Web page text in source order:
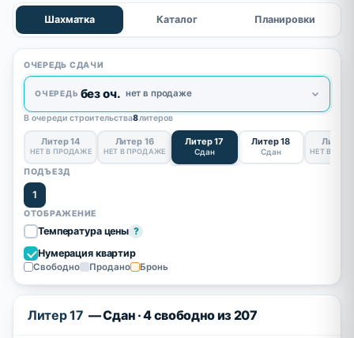
Шахматка Каталог Планировки
Литер 17 — Сдан · 4 свободно из 207
ОЧЕРЕДЬ СДАЧИ
ОЧЕРЕДЬ без оч. нет в продаже
В очереди строительства8литеров
Литер 14
НЕТ В ПРОДАЖЕ
Литер 16
НЕТ В ПРОДАЖЕ
Литер 17
Сдан
Литер 18
Сдан
Литер
НЕТ В
ПОДЪЕЗД
1
ОТОБРАЖЕНИЕ
Температура цены ?
Нумерация квартир
Свободно Продано Бронь